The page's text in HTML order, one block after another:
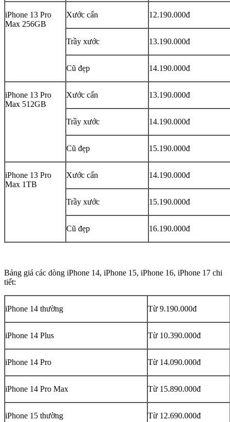
iPhone 13 Pro
Max 256GB
Xước cấn 12.190.000đ
Trầy xước 13.190.000đ
Cũ đẹp 14.190.000đ
iPhone 13 Pro
Max 512GB
Xước cấn 13.190.000đ
Trầy xước 14.190.000đ
Cũ đẹp 15.190.000đ
iPhone 13 Pro
Max 1TB
Xước cấn 14.190.000đ
Trầy xước 15.190.000đ
Cũ đẹp 16.190.000đ
Bảng giá các dòng iPhone 14, iPhone 15, iPhone 16, iPhone 17 chi
tiết:
iPhone 14 thường Từ 9.190.000đ
iPhone 14 Plus Từ 10.390.000đ
iPhone 14 Pro Từ 14.090.000đ
iPhone 14 Pro Max Từ 15.890.000đ
iPhone 15 thường Từ 12.690.000đ